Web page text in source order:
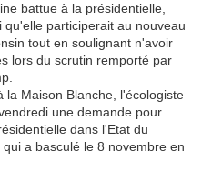
battue à la présidentielle,
participerait au nouveau
tout en soulignant n'avoir
lors du scrutin remporté par
la Maison Blanche, l'écologiste
une demande pour
dans l'Etat du
a basculé le 8 novembre en